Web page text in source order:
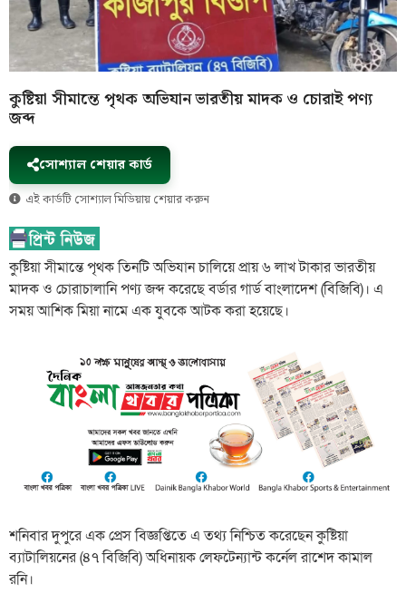
কুষ্টিয়া সীমান্তে পৃথক অভিযান ভারতীয় মাদক ও চোরাই পণ্য
জব্দ
সোশ্যাল শেয়ার কার্ড
এই কার্ডটি সোশ্যাল মিডিয়ায় শেয়ার করুন
কুষ্টিয়া সীমান্তে পৃথক তিনটি অভিযান চালিয়ে প্রায় ৬ লাখ টাকার ভারতীয়
মাদক ও চোরাচালানি পণ্য জব্দ করেছে বর্ডার গার্ড বাংলাদেশ (বিজিবি)। এ
সময় আশিক মিয়া নামে এক যুবকে আটক করা হয়েছে।
শনিবার দুপুরে এক প্রেস বিজ্ঞপ্তিতে এ তথ্য নিশ্চিত করেছেন কুষ্টিয়া
ব্যাটালিয়নের (৪৭ বিজিবি) অধিনায়ক লেফটেন্যান্ট কর্নেল রাশেদ কামাল
রনি।